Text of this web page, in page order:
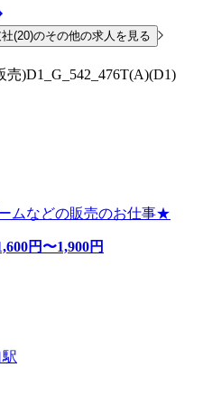
(20)のその他の求人を見る
)D1_G_542_476T(A)(D1)
ムなどの販売のお仕事★
円〜1,900円